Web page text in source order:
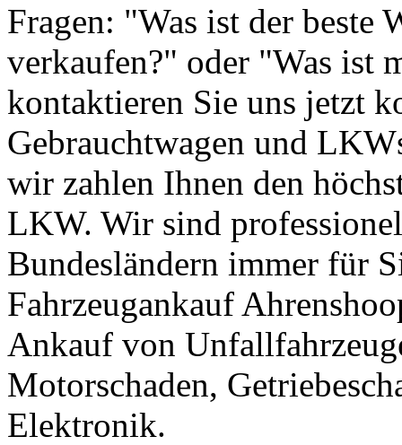
Fragen: "Was ist der beste
verkaufen?" oder "Was ist
kontaktieren Sie uns jetzt
Gebrauchtwagen und
wir zahlen Ihnen den
LKW. Wir sind
Bundesländern immer für
Fahrzeugankauf
Ankauf von
Motorschaden,
Elektronik.